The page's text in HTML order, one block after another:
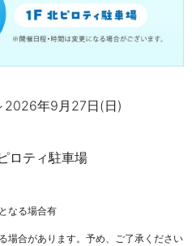
2026年9月27日(日)
ロティ駐車場
なる場合有
場合があります。予め、ご了承ください